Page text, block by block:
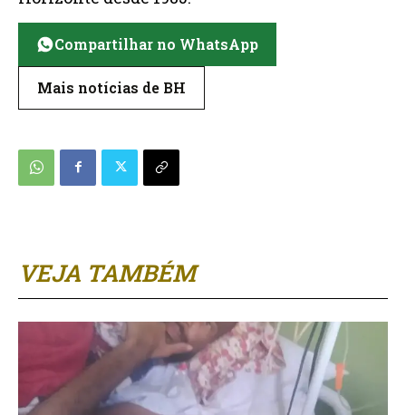
VEJA TAMBÉM
Compartilhar no WhatsApp
Mais notícias de BH